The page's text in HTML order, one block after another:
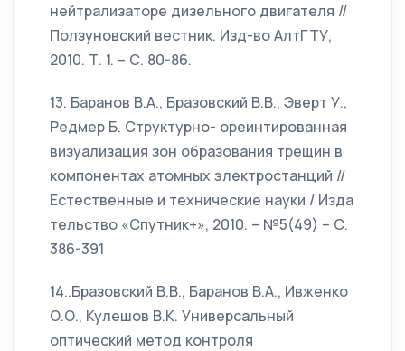
нейтрализаторе дизельного двигателя //
Ползуновский вестник. Изд-во АлтГТУ,
2010. Т. 1. – С. 80-86.
13. Баранов В.А., Бразовский В.В., Эверт У.,
Редмер Б. Структурно- ореинтированная
визуализация зон образования трещин в
компонентах атомных электростанций //
Естественные и технические науки / Изда
тельство «Спутник+», 2010. – №5(49) – С.
386-391
14..Бразовский В.В., Баранов В.А., Ивженко
О.О., Кулешов В.К. Универсальный
оптический метод контроля